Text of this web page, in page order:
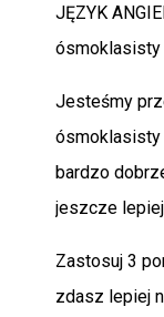
JĘZYK
ósmoklasisty
Jesteśmy
ósmoklasisty
bardzo
jeszcze
Zastosuj 3
zdasz lepiej